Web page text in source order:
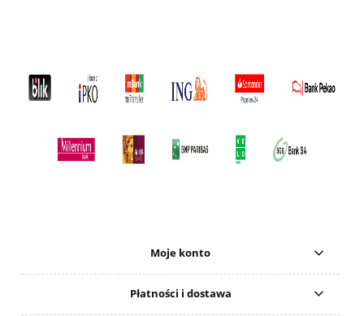
Moje konto
Płatności i dostawa